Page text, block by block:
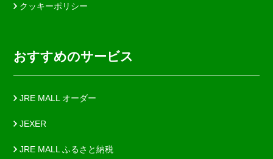
クッキーポリシー
おすすめのサービス
JRE MALL オーダー
JEXER
JRE MALL ふるさと納税